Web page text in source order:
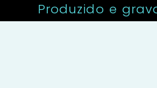
Produzido e